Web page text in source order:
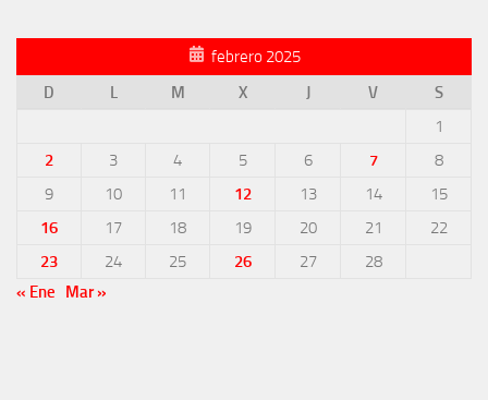
febrero 2025
D
L M X J V
S
1
2
3 4 5 6 7
8
9
10 11 12 13 14
15
16
17 18 19 20 21
22
23
24 25 26 27
28
« Ene
Mar »